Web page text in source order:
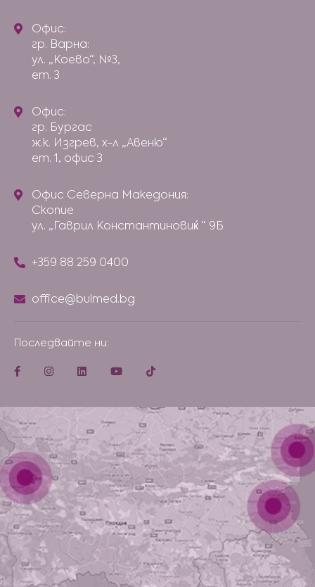
Офис:
гр. Варна:
ул. „Коево“, №3,
ет. 3
Офис:
гр. Бургас
ж.к. Изгрев, х-л „Авеню“
ет. 1, офис 3
Офис Северна Македония:
Скопие
ул. „Гаврил Константиновиќ “ 9Б
+359 88 259 0400
office@bulmed.bg
Последвайте ни: